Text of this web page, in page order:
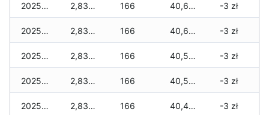
2025-12-28 2,830 zł 166 40,660 zł -3 zł
2025-12-27 2,830 zł 166 40,620 zł -3 zł
2025-12-26 2,830 zł 166 40,560 zł -3 zł
2025-12-25 2,830 zł 166 40,520 zł -3 zł
2025-12-24 2,830 zł 166 40,470 zł -3 zł